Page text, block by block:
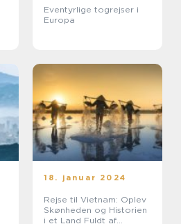
Eventyrlige togrejser i
Europa
18. januar 2024
Rejse til Vietnam: Oplev
Skønheden og Historien
i et Land Fuldt af